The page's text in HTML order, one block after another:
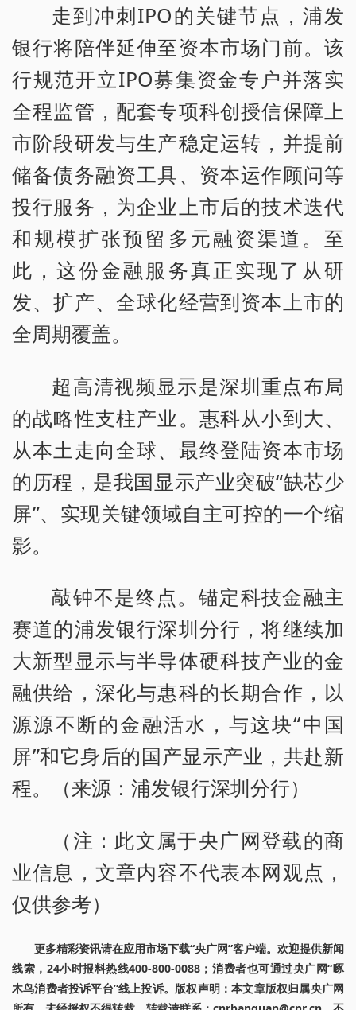
走到冲刺IPO的关键节点，浦发
银行将陪伴延伸至资本市场门前。该
行规范开立IPO募集资金专户并落实
全程监管，配套专项科创授信保障上
市阶段研发与生产稳定运转，并提前
储备债务融资工具、资本运作顾问等
投行服务，为企业上市后的技术迭代
和规模扩张预留多元融资渠道。至
此，这份金融服务真正实现了从研
发、扩产、全球化经营到资本上市的
全周期覆盖。
超高清视频显示是深圳重点布局
的战略性支柱产业。惠科从小到大、
从本土走向全球、最终登陆资本市场
的历程，是我国显示产业突破“缺芯少
屏”、实现关键领域自主可控的一个缩
影。
敲钟不是终点。锚定科技金融主
赛道的浦发银行深圳分行，将继续加
大新型显示与半导体硬科技产业的金
融供给，深化与惠科的长期合作，以
源源不断的金融活水，与这块“中国
屏”和它身后的国产显示产业，共赴新
程。（来源：浦发银行深圳分行）
（注：此文属于央广网登载的商
业信息，文章内容不代表本网观点，
仅供参考）
更多精彩资讯请在应用市场下载“央广网”客户端。欢迎提供新闻
线索，24小时报料热线400-800-0088；消费者也可通过央广网“啄
木鸟消费者投诉平台”线上投诉。版权声明：本文章版权归属央广网